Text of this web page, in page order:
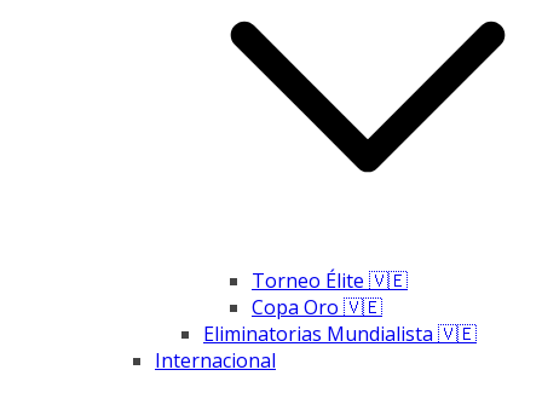
Torneo Élite 🇻🇪
Copa Oro 🇻🇪
Eliminatorias Mundialista 🇻🇪
Internacional